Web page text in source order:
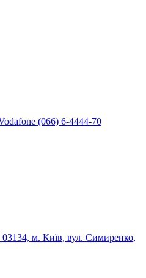
(066) 6-4444-70
03134, м. Київ, вул. Симиренко,